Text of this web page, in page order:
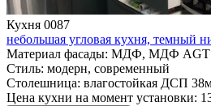
Кухня 0087
небольшая угловая кухня, темный
Материал фасады: МДФ, МДФ AGT
Стиль: модерн, современный
Столешница: влагостойкая ДСП
Цена кухни на момент установки: